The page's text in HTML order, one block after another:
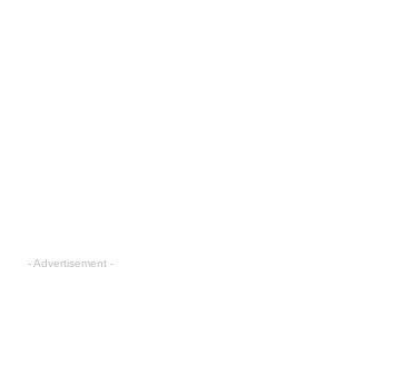
- Advertisement -